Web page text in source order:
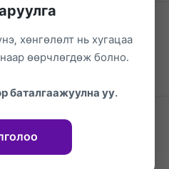
Surgery
дүүргэх Philroad
тариа
хөнгөлөлт нь хугацаа
өөрчлөгдөж болно.
баталгаажуулна уу.